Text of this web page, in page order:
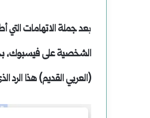
بعد جملة الاتهامات
الشخصية على فيسبوك، بحق
(العربي القديم) هذا الرد